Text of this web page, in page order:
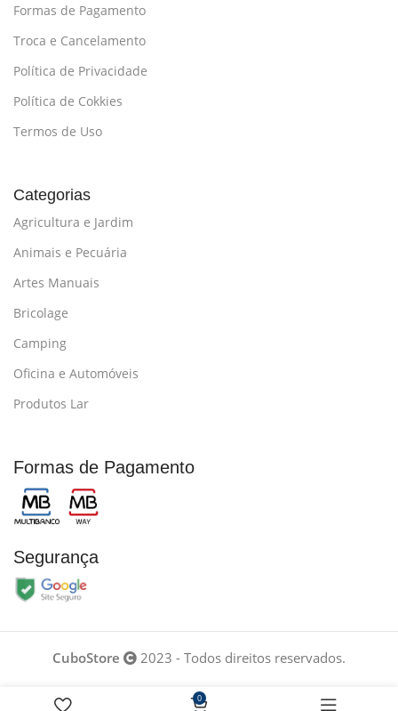
Formas de Pagamento
Troca e Cancelamento
Política de Privacidade
Política de Cokkies
Termos de Uso
Categorias
Agricultura e Jardim
Animais e Pecuária
Artes Manuais
Bricolage
Camping
Oficina e Automóveis
Produtos Lar
Formas de Pagamento
Segurança
CuboStore 2023 - Todos direitos reservados.
Desenvolvido por
0